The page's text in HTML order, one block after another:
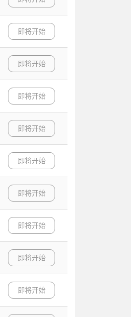
即将开始
即将开始
即将开始
即将开始
即将开始
即将开始
即将开始
即将开始
即将开始